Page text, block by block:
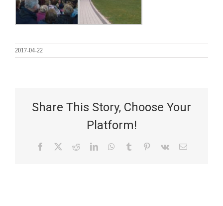
2017-04-22
Share This Story, Choose Your
Platform!
Facebook RedditLinkedInWhatsApp
Tumblr Pinterest
Vk Email